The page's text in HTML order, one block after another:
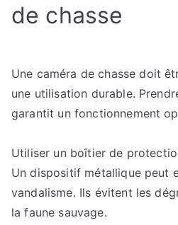
de chasse
Une caméra de chasse doit
une utilisation durable.
garantit un fonctionnement
Utiliser un boîtier de
Un dispositif métallique peut
vandalisme. Ils évitent les
la faune sauvage.